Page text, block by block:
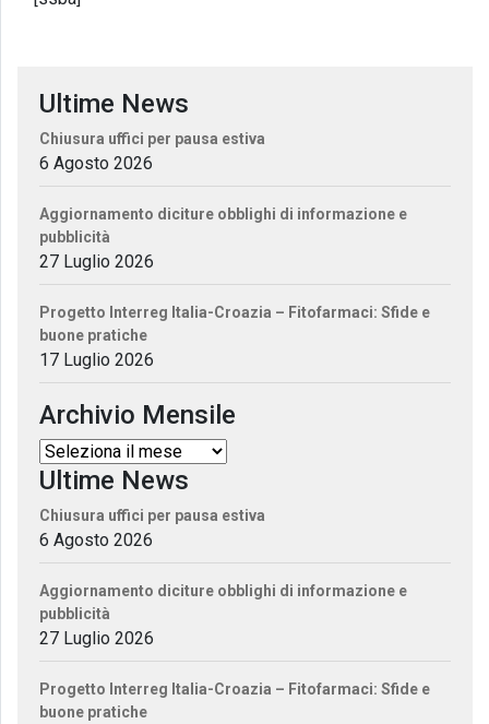
Ultime News
Chiusura uffici per pausa estiva
6 Agosto 2026
Aggiornamento diciture obblighi di informazione e
pubblicità
27 Luglio 2026
Progetto Interreg Italia-Croazia – Fitofarmaci: Sfide e
buone pratiche
17 Luglio 2026
Archivio Mensile
Ultime News
Chiusura uffici per pausa estiva
6 Agosto 2026
Aggiornamento diciture obblighi di informazione e
pubblicità
27 Luglio 2026
Progetto Interreg Italia-Croazia – Fitofarmaci: Sfide e
buone pratiche